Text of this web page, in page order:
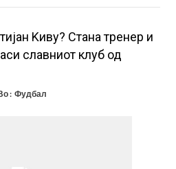
Kиву? Стана тренер и
славниот клуб од
: Фудбал